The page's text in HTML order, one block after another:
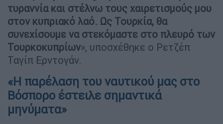
τυραννία και στέλνω τους χαιρετισμούς μου
στον κυπριακό λαό. Ως Τουρκία, θα
συνεχίσουμε να στεκόμαστε στο πλευρό των
Τουρκοκυπρίων», υποσχέθηκε ο Ρετζέπ
Ταγίπ Ερντογάν.
«Η παρέλαση του ναυτικού μας στο
Βόσπορο έστειλε σημαντικά
μηνύματα»